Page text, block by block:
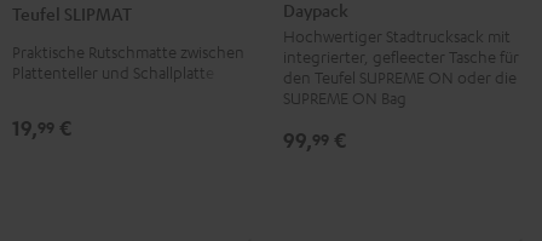
Schwarz
Teufel SLIPMAT
Praktische Rutschmatte zwischen
Plattenteller und Schallplatte
19,99 €
Teufel
UP
BERLIN
Daypack
&
Daypack
Hochwertiger Stadtrucksack mit
integrierter, gefleecter Tasche für
den Teufel SUPREME ON oder die
SUPREME ON Bag
99,99 €